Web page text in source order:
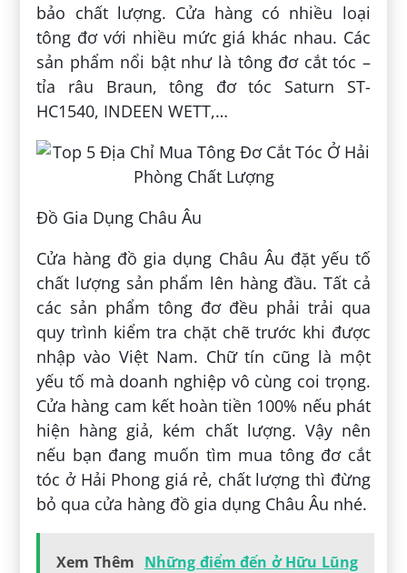
bảo chất lượng. Cửa hàng có nhiều loại
tông đơ với nhiều mức giá khác nhau. Các
sản phẩm nổi bật như là tông đơ cắt tóc –
tỉa râu Braun, tông đơ tóc Saturn ST-
HC1540, INDEEN WETT,…
Đồ Gia Dụng Châu Âu
Cửa hàng đồ gia dụng Châu Âu đặt yếu tố
chất lượng sản phẩm lên hàng đầu. Tất cả
các sản phẩm tông đơ đều phải trải qua
quy trình kiểm tra chặt chẽ trước khi được
nhập vào Việt Nam. Chữ tín cũng là một
yếu tố mà doanh nghiệp vô cùng coi trọng.
Cửa hàng cam kết hoàn tiền 100% nếu phát
hiện hàng giả, kém chất lượng. Vậy nên
nếu bạn đang muốn tìm mua tông đơ cắt
tóc ở Hải Phong giá rẻ, chất lượng thì đừng
bỏ qua cửa hàng đồ gia dụng Châu Âu nhé.
Xem Thêm Những điểm đến ở Hữu Lũng